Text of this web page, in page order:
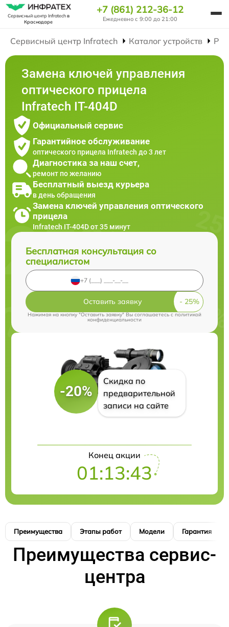
Сервисный центр Infratechв
Краснодаре
+7 (861) 212-36-12
Ежедневно с 9:00 до 21:00
Сервисный центр Infratech Каталог устройств
Замена ключей управления
оптического прицела
Infratech IT-404D
Официальный сервис
Гарантийное обслуживание
оптического прицела Infratech до 3 лет
Диагностика за наш счет,
ремонт по желанию
Бесплатный выезд курьера
в день обращения
Замена ключей управления оптического
прицела
Infratech IT-404D от 35 минут
Бесплатная консультация со
специалистом
Оставить заявку
Нажимая на кнопку "Оставить заявку" Вы соглашаетесь cполитикой
конфиденциальности
-20%
Скидка по
предварительной
записи на сайте
Конец акции
01:13:42
Преимущества Этапы работ Модели Гарантия
Преимущества сервис-
центра